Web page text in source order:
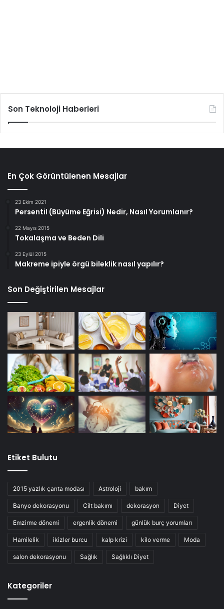
Son Teknoloji Haberleri
En Çok Görüntülenen Mesajlar
23 Ekim 2021
Persentil (Büyüme Eğrisi) Nedir, Nasıl Yorumlanır?
22 Mayıs 2015
Tokalaşma ve Beden Dili
23 Eylül 2015
Makreme ipiyle örgü bileklik nasıl yapılır?
Son Değiştirilen Mesajlar
Etiket Bulutu
2015 yazlık çanta modası Astroloji bakım
Banyo dekorasyonu Cilt bakımı dekorasyon Diyet
Emzirme dönemi ergenlik dönemi günlük burç yorumları
Hamilelik ikizler burcu kalp krizi kilo verme Moda
salon dekorasyonu Sağlık Sağlıklı Diyet
Kategoriler